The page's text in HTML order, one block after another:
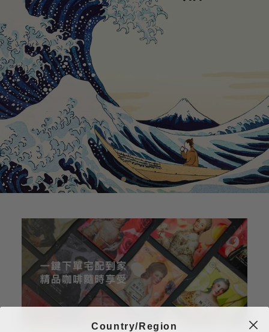
1 2 3
Country/Region